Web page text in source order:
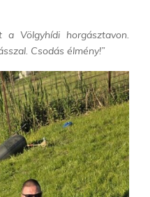
Völgyhídi horgásztavon.
Csodás élmény!”